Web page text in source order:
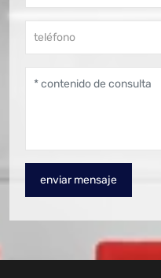
enviar mensaje